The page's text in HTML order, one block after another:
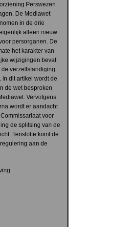
Perswezen
De Mediawet
in de drie
alleen nieuw
persorganen. De
het karakter van
wijzigingen bevat
verzelfstandiging
dit artikel wordt de
de wet besproken
Vervolgens
wordt er aandacht
voor
de splitsing van de
Tenslotte komt de
aan de